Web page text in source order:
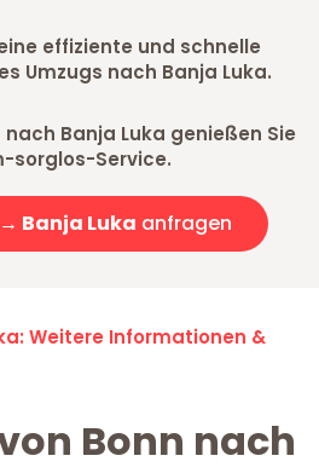
effiziente und schnelle
Umzugs nach Banja Luka.
nach Banja Luka genießen Sie
sorglos-Service.
Banja Luka anfragen
Weitere Informationen &
Bonn nach